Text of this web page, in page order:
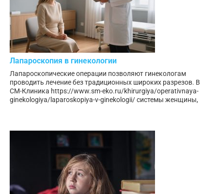
Лапароскопия в гинекологии
Лапароскопические операции позволяют гинекологам
проводить лечение без традиционных широких разрезов. В
СМ-Клиника https://www.sm-eko.ru/khirurgiya/operativnaya-
ginekologiya/laparoskopiya-v-ginekologii/ системы женщины,